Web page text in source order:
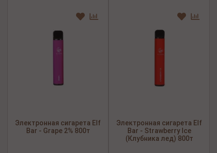
Электронная сигарета Elf
Bar - Grape 2% 800т
Электронная сигарета Elf
Bar - Strawberry Ice
(Клубника лед) 800т